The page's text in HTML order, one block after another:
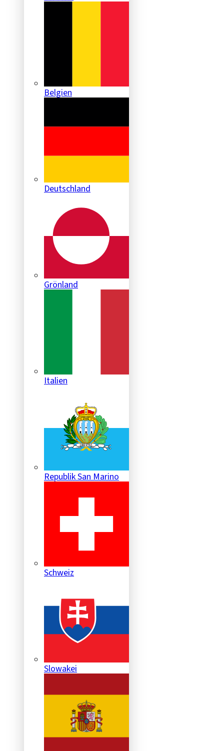
Belgien
Deutschland
Grönland
Italien
Republik San Marino
Schweiz
Slowakei